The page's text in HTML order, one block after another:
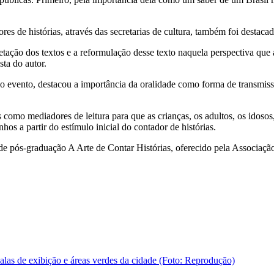
de histórias, através das secretarias de cultura, também foi
dos textos e a reformulação desse texto naquela perspectiva
do autor.
destacou a importância da oralidade como forma de
mediadores de leitura para que as crianças, os adultos, os
a partir do estímulo inicial do contador de histórias.
pós-graduação A Arte de Contar Histórias, oferecido pela